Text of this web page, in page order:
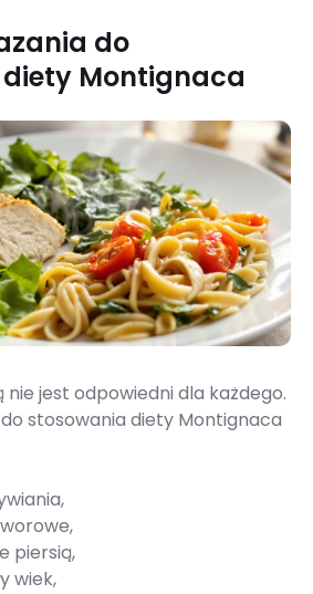
do
Montignaca
nie jest odpowiedni dla każdego.
stosowania diety Montignaca
piersią,
wiek,